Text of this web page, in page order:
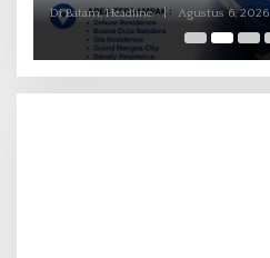
Di Batam, Headline | Agustus 6, 2026